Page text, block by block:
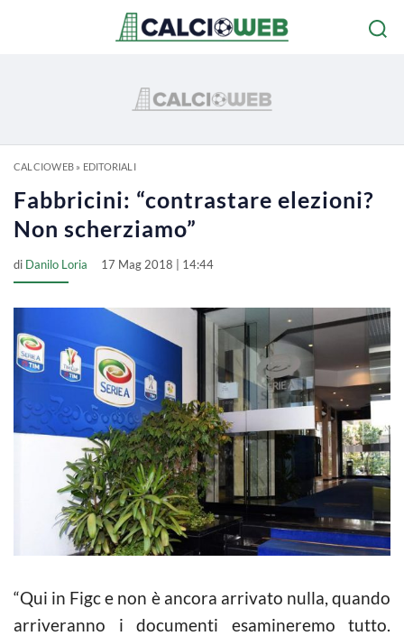
CALCIOWEB» EDITORIALI
Fabbricini: “contrastare elezioni?
Non scherziamo”
di Danilo Loria 17 Mag 2018 | 14:44
“Qui in Figc e non è ancora arrivato nulla, quando
arriveranno i documenti esamineremo tutto.